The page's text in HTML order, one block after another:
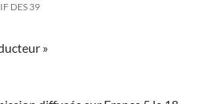
DES 39
»